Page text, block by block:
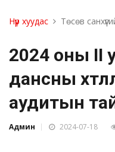
Нүүр хуудас Төсөв
2024 оны II
дансны
аудитын
Админ 2024-07-18